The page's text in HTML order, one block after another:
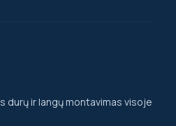
durų ir langų montavimas visoje